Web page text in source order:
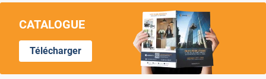
CATALOGUE
Télécharger